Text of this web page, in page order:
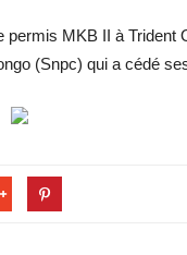
MKB II à Trident
(Snpc) qui a cédé